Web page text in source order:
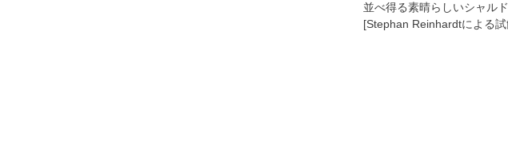
並べ得る素晴らしいシャルド
[Stephan Reinhardtによる